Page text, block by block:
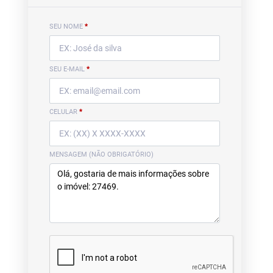
SEU NOME *
SEU E-MAIL *
CELULAR *
MENSAGEM (NÃO OBRIGATÓRIO)